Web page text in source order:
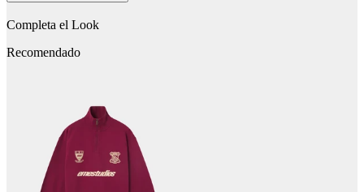
Completa el Look
Recomendado